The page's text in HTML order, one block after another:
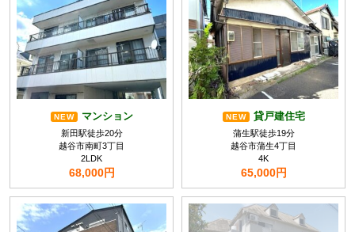
NEW マンション
新田駅徒歩20分
越谷市南町3丁目
2LDK
68,000円
NEW 貸戸建住宅
蒲生駅徒歩19分
越谷市蒲生4丁目
4K
65,000円